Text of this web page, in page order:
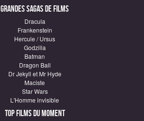
Grandes sagas de Films
Dracula
Frankenstein
Hercule / Ursus
Godzilla
Batman
Dragon Ball
Dr Jekyll et Mr Hyde
Maciste
Star Wars
L'Homme invisible
Top Films du moment